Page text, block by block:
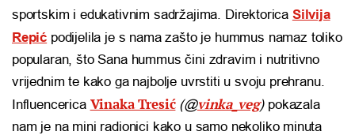
sportskim i edukativnim sadržajima. Direktorica Silvija
Repić podijelila je s nama zašto je hummus namaz toliko
popularan, što Sana hummus čini zdravim i nutritivno
vrijednim te kako ga najbolje uvrstiti u svoju prehranu.
Influencerica Vinaka Tresić (@vinka_veg)pokazala
nam je na mini radionici kako u samo nekoliko minuta